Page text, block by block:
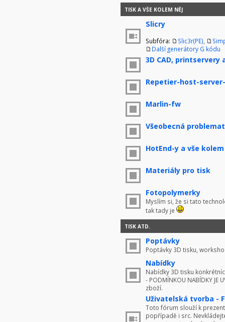
TISK A VŠE KOLEM NĚJ
Slicry
Subfóra: Slic3r(PE)
Další generátory G kódu
3D CAD, printservery
Repetier-host-
Marlin-fw
Všeobecná
HotEnd-y a vše kolem
Materiály pro tisk
Fotopolymerky
Myslím si, že si tato
tak tady je
TISK ATD.
Poptávky
Poptávky 3D tisku,
Nabídky
Nabídky 3D tisku
- PODMÍNKOU NABÍDKY JE
zboží.
Uživatelská tvorba -
Toto fórum slouží k
popřípadě i src.